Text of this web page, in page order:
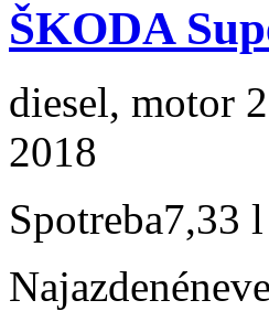
ŠKODA
diesel, motor
2018
Spotreba7,33 l
Najazdené